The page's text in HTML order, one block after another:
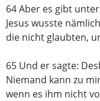
64 Aber es gibt
Jesus wusste
die nicht glaubten,
65 Und er sagte:
Niemand kann zu
wenn es ihm nicht